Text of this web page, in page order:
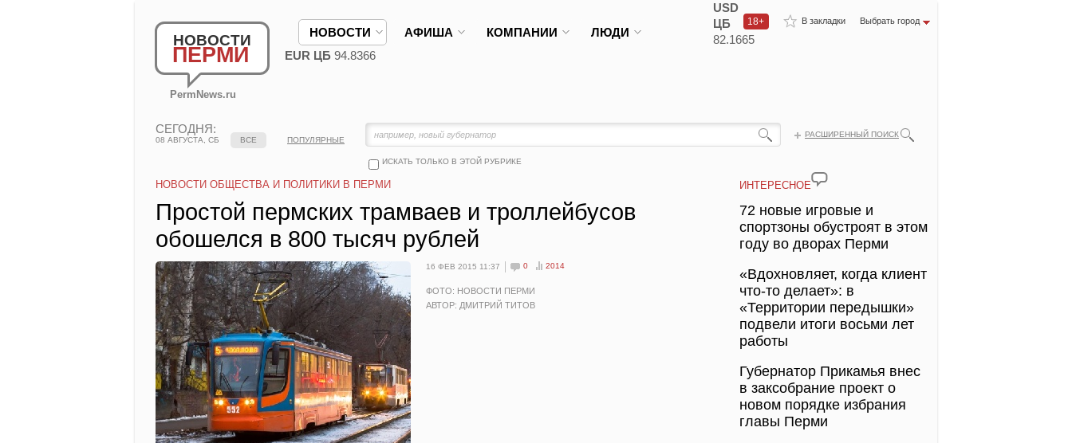
НОВОСТИ
ПЕРМИ
PermNews.ru
В закладки Выбрать город
18+
НОВОСТИ АФИША КОМПАНИИ ЛЮДИ
USD
ЦБ
82.1665
EUR ЦБ 94.8366
СЕГОДНЯ:
08 АВГУСТА, СБ
РАСШИРЕННЫЙ ПОИСК
ИСКАТЬ ТОЛЬКО В ЭТОЙ РУБРИКЕ
ВСЕ ПОПУЛЯРНЫЕ
НОВОСТИ ОБЩЕСТВА И ПОЛИТИКИ В ПЕРМИ
Простой пермских трамваев и троллейбусов
обошелся в 800 тысяч рублей
16 ФЕВ 2015 11:37 0 2014
ФОТО: НОВОСТИ ПЕРМИ
АВТОР: ДМИТРИЙ ТИТОВ
ИНТЕРЕСНОЕ
72 новые игровые и
спортзоны обустроят в этом
году во дворах Перми
«Вдохновляет, когда клиент
что-то делает»: в
«Территории передышки»
подвели итоги восьми лет
работы
Губернатор Прикамья внес
в заксобрание проект о
новом порядке избрания
главы Перми